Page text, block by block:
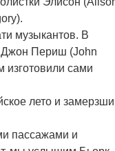
музыкантов. В
Джон Периш (John
изготовили сами
лето и
пассажами и